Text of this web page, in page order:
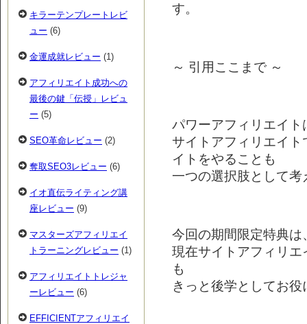
す。
～ 引用ここまで ～
パワーアフィリエイ
サイトアフィリエイ
イトをやることも
一つの選択肢として
今回の期間限定特典は
現在サイトアフィリ
も
きっと後学としてお
キラーテンプレートレビ
ュー (6)
金運成就レビュー (1)
アフィリエイト成功への
最後の鍵「伝授」レビュ
ー (5)
SEO革命レビュー (2)
奪取SEO3レビュー (6)
イオ直伝ライティング講
座レビュー (9)
マスターズアフィリエイ
トラーニングレビュー (1)
アフィリエイトトレジャ
ーレビュー (6)
EFFICIENTアフィリエイ